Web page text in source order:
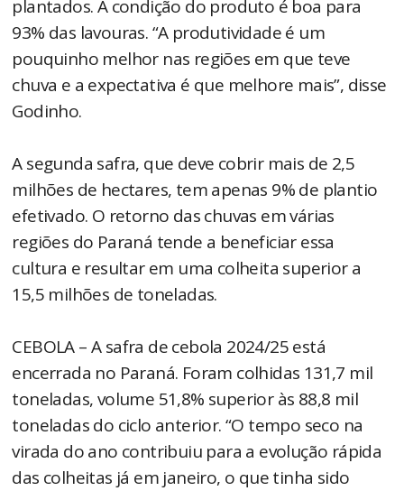
plantados. A condição do produto é boa para
93% das lavouras. “A produtividade é um
pouquinho melhor nas regiões em que teve
chuva e a expectativa é que melhore mais”, disse
Godinho.
A segunda safra, que deve cobrir mais de 2,5
milhões de hectares, tem apenas 9% de plantio
efetivado. O retorno das chuvas em várias
regiões do Paraná tende a beneficiar essa
cultura e resultar em uma colheita superior a
15,5 milhões de toneladas.
CEBOLA – A safra de cebola 2024/25 está
encerrada no Paraná. Foram colhidas 131,7 mil
toneladas, volume 51,8% superior às 88,8 mil
toneladas do ciclo anterior. “O tempo seco na
virada do ano contribuiu para a evolução rápida
das colheitas já em janeiro, o que tinha sido